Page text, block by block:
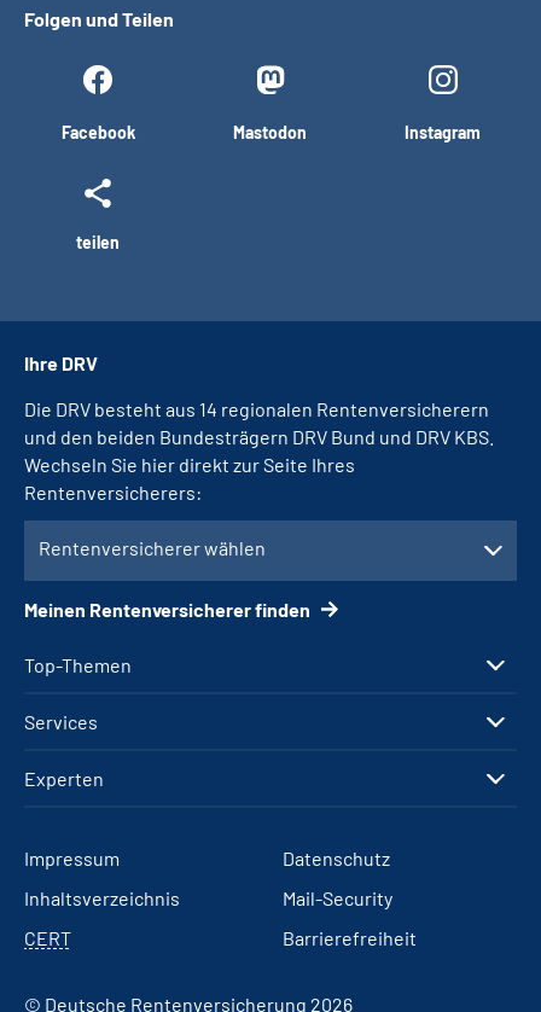
Folgen und Teilen
Facebook Mastodon Instagram
teilen
Top-Themen
Services
Experten
Ihre DRV
Die DRV besteht aus 14 regionalen Rentenversicherern
und den beiden Bundesträgern DRV Bund und DRV KBS.
Wechseln Sie hier direkt zur Seite Ihres
Rentenversicherers:
Rentenversicherer wählen
Meinen Rentenversicherer finden
Impressum
Datenschutz
Inhaltsverzeichnis
Mail-Security
CERT
Barrierefreiheit
© Deutsche Rentenversicherung 2026